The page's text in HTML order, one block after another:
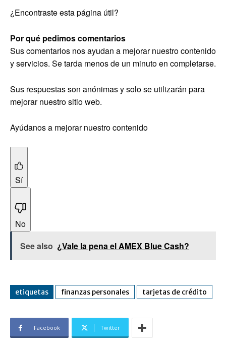
¿Encontraste esta página útil?
Por qué pedimos comentarios
Sus comentarios nos ayudan a mejorar nuestro contenido
y servicios. Se tarda menos de un minuto en completarse.
Sus respuestas son anónimas y solo se utilizarán para
mejorar nuestro sitio web.
Ayúdanos a mejorar nuestro contenido
Sí
No
See also ¿Vale la pena el AMEX Blue Cash?
etiquetas finanzas personales tarjetas de crédito
Facebook Twitter